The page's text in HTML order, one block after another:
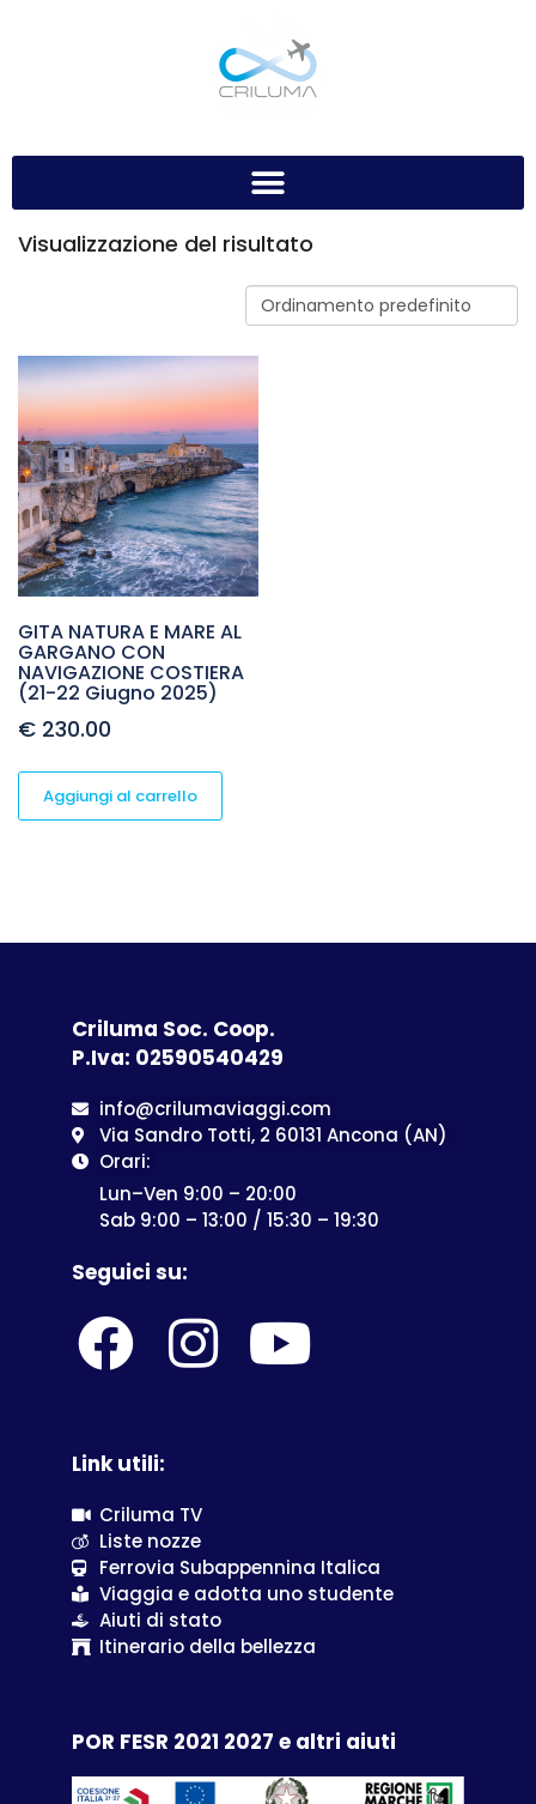
Visualizzazione del risultato
GITA NATURA E MARE AL
GARGANO CON
NAVIGAZIONE COSTIERA
(21-22 Giugno 2025)
€ 230.00
Aggiungi al carrello
Criluma Soc. Coop.
P.Iva: 02590540429
info@crilumaviaggi.com
Via Sandro Totti, 2 60131 Ancona (AN)
Orari:
Lun–Ven 9:00 – 20:00
Sab 9:00 – 13:00 / 15:30 – 19:30
Seguici su:
Link utili:
Criluma TV
Liste nozze
Ferrovia Subappennina Italica
Viaggia e adotta uno studente
Aiuti di stato
Itinerario della bellezza
POR FESR 2021 2027 e altri aiuti